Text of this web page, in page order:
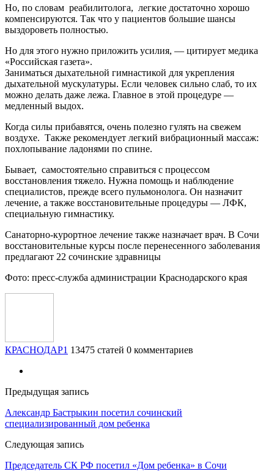
Но, по словам реабилитолога, легкие достаточно хорошо
компенсируются. Так что у пациентов большие шансы
выздороветь полностью.
Но для этого нужно приложить усилия, — цитирует медика
«Российская газета».
Заниматься дыхательной гимнастикой для укрепления
дыхательной мускулатуры. Если человек сильно слаб, то их
можно делать даже лежа. Главное в этой процедуре —
медленный выдох.
Когда силы прибавятся, очень полезно гулять на свежем
воздухе. Также рекомендует легкий вибрационный массаж:
похлопывание ладонями по спине.
Бывает, самостоятельно справиться с процессом
восстановления тяжело. Нужна помощь и наблюдение
специалистов, прежде всего пульмонолога. Он назначит
лечение, а также восстановительные процедуры — ЛФК,
специальную гимнастику.
Санаторно-курортное лечение также назначает врач. В Сочи
восстановительные курсы после перенесенного заболевания
предлагают 22 сочинские здравницы
Фото: пресс-служба администрации Краснодарского края
КРАСНОДАР1 13475 статей 0 комментариев
Предыдущая запись
Александр Бастрыкин посетил сочинский
специализированный дом ребенка
Следующая запись
Председатель СК РФ посетил «Дом ребенка» в Сочи